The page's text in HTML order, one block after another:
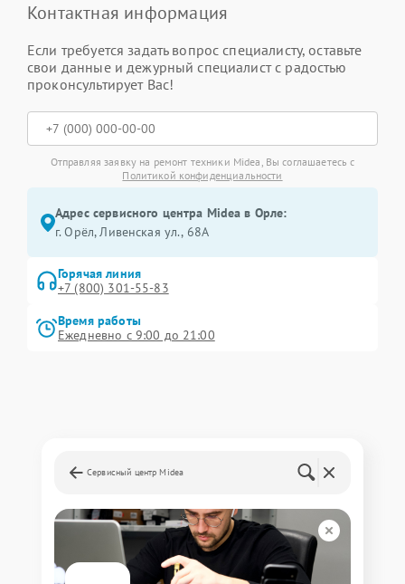
Контактная информация
Если требуется задать вопрос специалисту, оставьте
свои данные и дежурный специалист с радостью
проконсультирует Вас!
Отправляя заявку на ремонт техники Midea, Вы соглашаетесь с
Политикой конфиденциальности
Адрес сервисного центра Midea в Орле:
г. Орёл, Ливенская ул., 68А
Горячая линия
+7 (800) 301-55-83
Время работы
Ежедневно с 9:00 до 21:00
Сервисный центр Midea